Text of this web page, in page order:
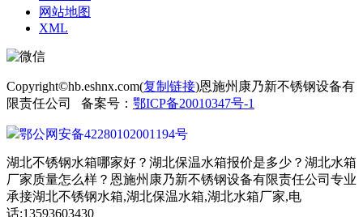
网站地图
XML
Copyright©hb.eshnx.com(复制链接)恩施州康乃新不锈钢设备有
限责任公司 备案号： 鄂ICP备20010347号-1
鄂公网安备42280102001194号
湖北不锈钢水箱哪家好？湖北保温水箱报价是多少？湖北水箱
厂家质量怎么样？恩施州康乃新不锈钢设备有限责任公司专业
承接湖北不锈钢水箱,湖北保温水箱,湖北水箱厂家,电
话:13593603430